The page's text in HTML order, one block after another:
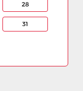
28
31